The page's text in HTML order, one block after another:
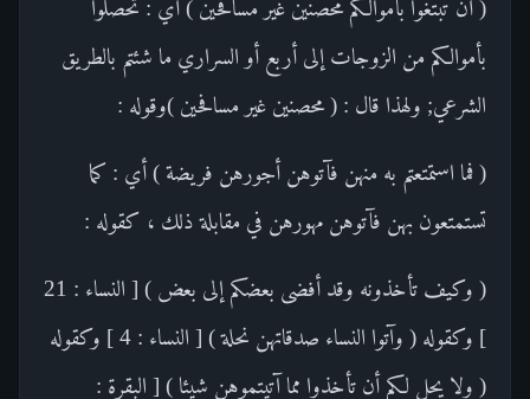
( أن تبتغوا بأموالكم محصنين غير مسافحين ) أي : تحصلوا
بأموالكم من الزوجات إلى أربع أو السراري ما شئتم بالطريق
الشرعي; ولهذا قال : ( محصنين غير مسافحين )وقوله :
( فما استمتعتم به منهن فآتوهن أجورهن فريضة ) أي : كما
تستمتعون بهن فآتوهن مهورهن في مقابلة ذلك ، كقوله :
( وكيف تأخذونه وقد أفضى بعضكم إلى بعض ) [ النساء : 21
] وكقوله ( وآتوا النساء صدقاتهن نحلة ) [ النساء : 4 ] وكقوله
( ولا يحل لكم أن تأخذوا مما آتيتموهن شيئا ) [ البقرة :